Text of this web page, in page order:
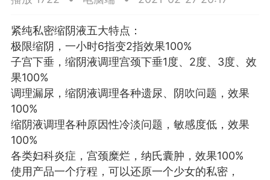
爆汗熊 卡卡动能素 无创溶斑术
美业357 芯诗妍 卡卡美业
每次200金币 点击购买
师 小熊水光
爆汗熊
脂
建术
DRYY面膜 微晶溶斑术
紧纯私密缩阴液五大特点：
极限缩阴，一小时6指变2指效果100%
子宫下垂，缩阴液调理宫颈下垂1度、2度、3度、效
果100%
调理漏尿，缩阴液调理各种遗尿、阴吹问题，效果
100%
缩阴液调理各种原因性冷淡问题，敏感度低，效果
100%
各类妇科炎症，宫颈糜烂，纳氏囊肿，效果100%
使用产品一个疗程，可以还原一个少女的私密，